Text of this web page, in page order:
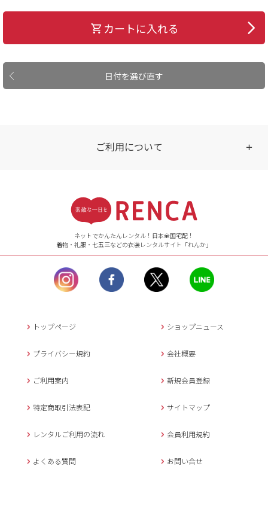
日付を選び直す
カートに入れる
ご利用について
【ご注文（インターネット）】
24時間年中無休
【お問い合わせ窓口（メー
ル）】10:00~17:00
土曜日、日曜日、臨
時休業日を除く。
営業時間外にいただ
返信させていただきま
年末年始、大型連休
メールでのお問い合わせ
ネットでかんたんレンタル！日本全国宅配！
着物・礼服・七五三などの衣装レンタルサイト「れんか」
トップページ ショップニュース
プライバシー規約 会社概要
ご利用案内 新規会員登録
特定商取引法表記 サイトマップ
レンタルご利用の流れ 会員利用規約
よくある質問 お問い合せ